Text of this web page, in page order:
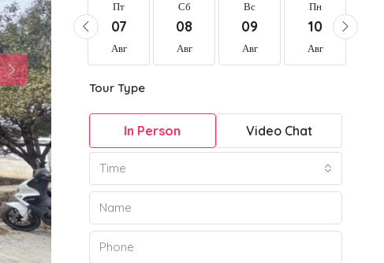
Пт
21
Авг
Пт
07
Авг
Сб
08
Авг
Вс
09
Авг
Пн
10
Авг
Tour Type
In Person Video Chat
Time